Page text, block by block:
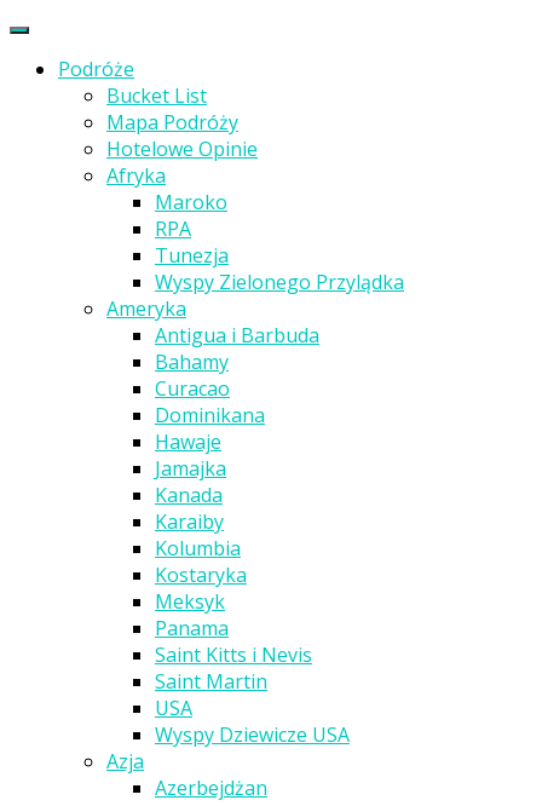
Podróże
Bucket List
Mapa Podróży
Hotelowe Opinie
Afryka
Maroko
RPA
Tunezja
Wyspy Zielonego Przylądka
Ameryka
Antigua i Barbuda
Bahamy
Curacao
Dominikana
Hawaje
Jamajka
Kanada
Karaiby
Kolumbia
Kostaryka
Meksyk
Panama
Saint Kitts i Nevis
Saint Martin
USA
Wyspy Dziewicze USA
Azja
Azerbejdżan